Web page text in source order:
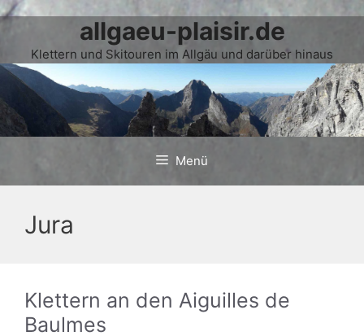
Inhalt
springen
allgaeu-plaisir.de
Klettern und Skitouren im Allgäu und darüber hinaus
Menü
Jura
Klettern an den Aiguilles de
Baulmes